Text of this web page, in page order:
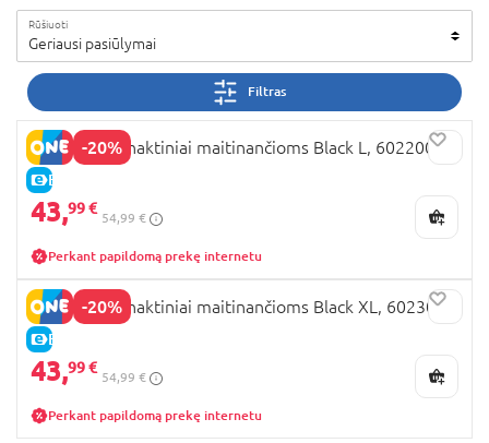
Rūšiuoti
Geriausi pasiūlymai
Filtras
-20%
E-KAINA
CARRIWELL naktiniai maitinančioms Black L, 602200
43,99 €
54,99 €
Perkant papildomą prekę internetu
-20%
E-KAINA
CARRIWELL naktiniai maitinančioms Black XL, 602300
43,99 €
54,99 €
Perkant papildomą prekę internetu